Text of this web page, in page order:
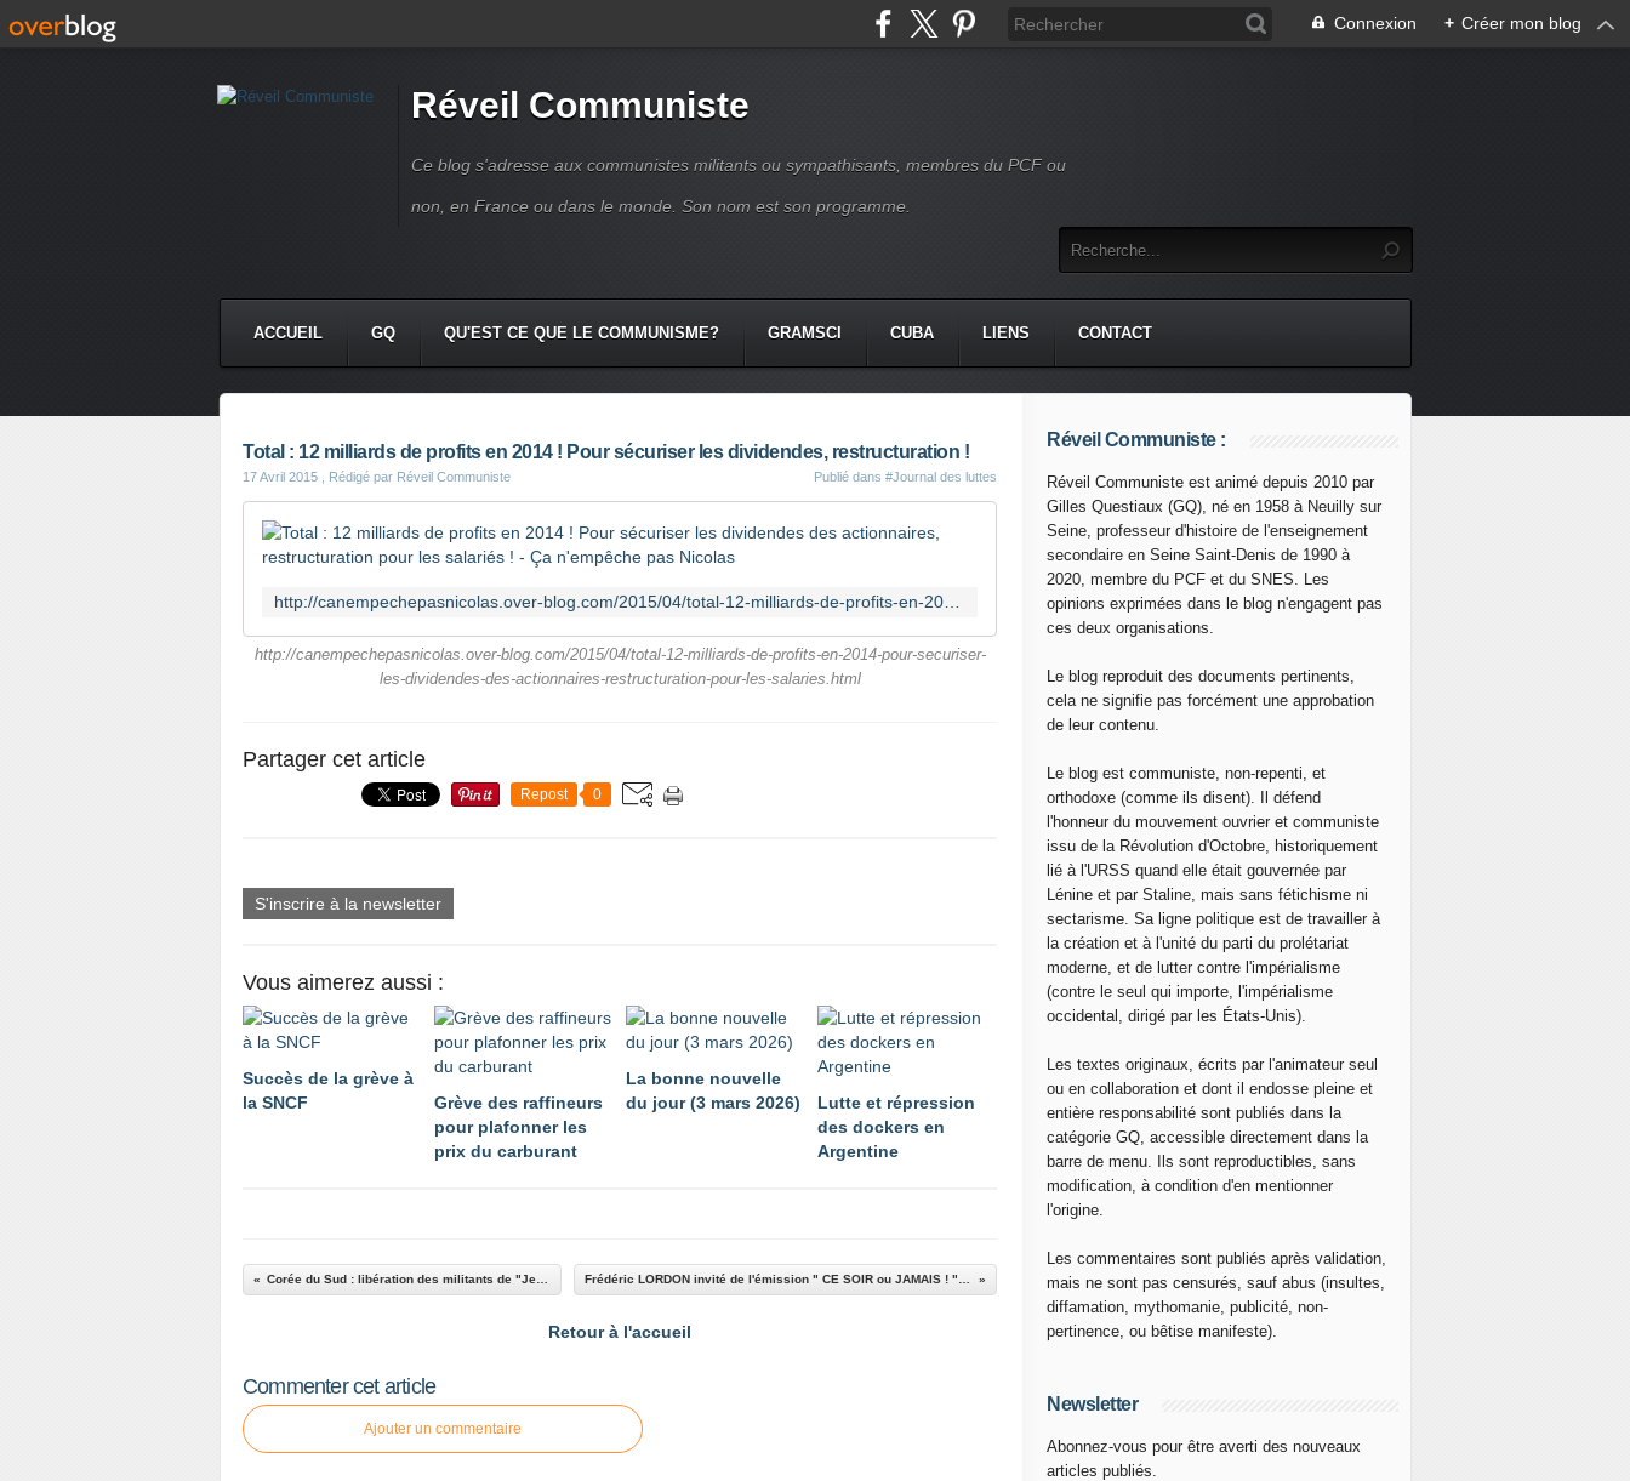
Connexion + Créer mon blog
Réveil Communiste
Ce blog s'adresse aux communistes militants ou sympathisants, membres du PCF ou
non, en France ou dans le monde. Son nom est son programme.
ACCUEIL GQ QU'EST CE QUE LE COMMUNISME? GRAMSCI CUBA LIENS CONTACT
Total : 12 milliards de profits en 2014 ! Pour sécuriser les dividendes, restructuration !
17 Avril 2015 , Rédigé par Réveil Communiste Publié dans #Journal des luttes
Total : 12 milliards de profits en 2014 ! Pour sécuriser les
http://canempechepasnicolas.over-blog.com/2015/04/total-12-milliards-de-profits-en-2014-pour-securiser-
les-dividendes-des-actionnaires-restructuration-pour-les-salaries.html
Partager cet article
Repost 0
S'inscrire à la newsletter
Vous aimerez aussi :
Succès de la grève à
la SNCF
Grève des raffineurs
pour plafonner les
prix du carburant
La bonne nouvelle
du jour (3 mars 2026)
Lutte et répression
des dockers en
Argentine
Retour à l'accueil
Commenter cet article
Ajouter un commentaire
Réveil Communiste :
Réveil Communiste est animé depuis 2010 par
Gilles Questiaux (GQ), né en 1958 à Neuilly sur
Seine, professeur d'histoire de l'enseignement
secondaire en Seine Saint-Denis de 1990 à
2020, membre du PCF et du SNES. Les
opinions exprimées dans le blog n'engagent pas
ces deux organisations.
Le blog reproduit des documents pertinents,
cela ne signifie pas forcément une approbation
de leur contenu.
Le blog est communiste, non-repenti, et
orthodoxe (comme ils disent). Il défend
l'honneur du mouvement ouvrier et communiste
issu de la Révolution d'Octobre, historiquement
lié à l'URSS quand elle était gouvernée par
Lénine et par Staline, mais sans fétichisme ni
sectarisme. Sa ligne politique est de travailler à
la création et à l'unité du parti du prolétariat
moderne, et de lutter contre l'impérialisme
(contre le seul qui importe, l'impérialisme
occidental, dirigé par les États-Unis).
Les textes originaux, écrits par l'animateur seul
ou en collaboration et dont il endosse pleine et
entière responsabilité sont publiés dans la
catégorie GQ, accessible directement dans la
barre de menu. Ils sont reproductibles, sans
modification, à condition d'en mentionner
l'origine.
Les commentaires sont publiés après validation,
mais ne sont pas censurés, sauf abus (insultes,
diffamation, mythomanie, publicité, non-
pertinence, ou bêtise manifeste).
Newsletter
Abonnez-vous pour être averti des nouveaux
articles publiés.